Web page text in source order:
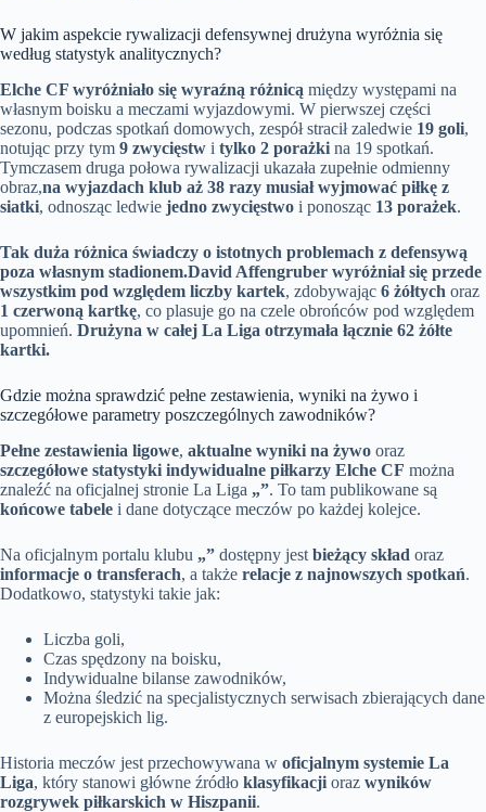
W jakim aspekcie rywalizacji defensywnej drużyna wyróżnia się
według statystyk analitycznych?
Elche CF wyróżniało się wyraźną różnicą między występami na
własnym boisku a meczami wyjazdowymi. W pierwszej części
sezonu, podczas spotkań domowych, zespół stracił zaledwie 19 goli,
notując przy tym 9 zwycięstw i tylko 2 porażki na 19 spotkań.
Tymczasem druga połowa rywalizacji ukazała zupełnie odmienny
obraz,na wyjazdach klub aż 38 razy musiał wyjmować piłkę z
siatki, odnosząc ledwie jedno zwycięstwo i ponosząc 13 porażek.
Tak duża różnica świadczy o istotnych problemach z defensywą
poza własnym stadionem.David Affengruber wyróżniał się przede
wszystkim pod względem liczby kartek, zdobywając 6 żółtych oraz
1 czerwoną kartkę, co plasuje go na czele obrońców pod względem
upomnień. Drużyna w całej La Liga otrzymała łącznie 62 żółte
kartki.
Gdzie można sprawdzić pełne zestawienia, wyniki na żywo i
szczegółowe parametry poszczególnych zawodników?
Pełne zestawienia ligowe, aktualne wyniki na żywo oraz
szczegółowe statystyki indywidualne piłkarzy Elche CF można
znaleźć na oficjalnej stronie La Liga „”. To tam publikowane są
końcowe tabele i dane dotyczące meczów po każdej kolejce.
Na oficjalnym portalu klubu „” dostępny jest bieżący skład oraz
informacje o transferach, a także relacje z najnowszych spotkań.
Dodatkowo, statystyki takie jak:
Liczba goli,
Czas spędzony na boisku,
Indywidualne bilanse zawodników,
Można śledzić na specjalistycznych serwisach zbierających dane
z europejskich lig.
Historia meczów jest przechowywana w oficjalnym systemie La
Liga, który stanowi główne źródło klasyfikacji oraz wyników
rozgrywek piłkarskich w Hiszpanii.